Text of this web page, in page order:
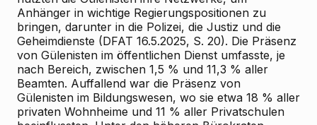
Anhänger in wichtige Regierungspositionen zu
bringen, darunter in die Polizei, die Justiz und die
Geheimdienste (DFAT 16.5.2025, S. 20). Die Präsenz
von Gülenisten im öffentlichen Dienst umfasste, je
nach Bereich, zwischen 1,5 % und 11,3 % aller
Beamten. Auffallend war die Präsenz von
Gülenisten im Bildungswesen, wo sie etwa 18 % aller
privaten Wohnheime und 11 % aller Privatschulen